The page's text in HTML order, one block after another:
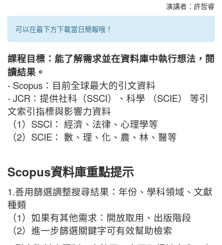
演講者：許哲睿
課程目標：能了解需求並在資料庫中執行想法，閱
讀結果。
- Scopus：目前全球最大的引文資料
- JCR：提供社科（SSCI）、科學 （SCIE） 等引
文索引指標與影響力資料
（1）SSCI： 經濟、法律、心理學等
（2）SCIE： 數、理、化、農、林、醫等
Scopus資料庫重點提示
1.善用篩選調整搜尋結果：年份、學科領域、文獻
種類
（1）如果有其他需求：開放取用、出版階段
（2）進一步篩選關鍵字可有效幫助檢索